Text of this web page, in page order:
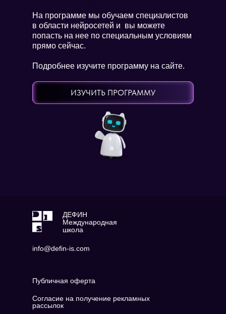
ИЗУЧИТЬ ПРОГРАММУ
На программе мы обучаем специалистов
в области нейросетей и вы можете
попасть на нее по специальным условиям
прямо сейчас.
Подробнее изучите программу на сайте.
ДЕФИН
Международная
школа
info@defin-is.com
Публичная оферта
Согласие на получение рекламных
рассылок